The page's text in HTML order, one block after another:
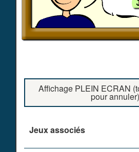
Affichage PLEIN ECRAN
pour annuler)
Jeux associés